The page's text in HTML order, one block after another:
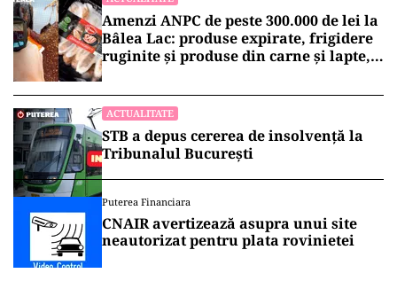
Amenzi ANPC de peste 300.000 de lei la
Bâlea Lac: produse expirate, frigidere
ruginite și produse din carne și lapte,
ACTUALITATE
STB a depus cererea de insolvență la
Tribunalul București
Puterea Financiara
CNAIR avertizează asupra unui site
neautorizat pentru plata rovinietei